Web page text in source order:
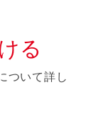
る
ついて詳し